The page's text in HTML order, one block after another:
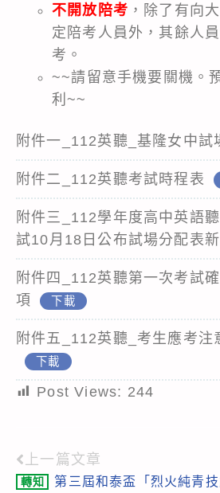
不開放陪考 ，除了有向
定陪考人員外，其餘人
考。
~~請留意手機要關機。
利~~
附件一_112英聽_基隆女中試
附件二_112英聽考試時程表
附件三_112學年度高中英語
試10月18日公布試場分配表
附件四_112英聽第一次考試
項
下載
附件五_112英聽_考生應考注
下載
Post Views: 244
Read
上一篇文章
轉知
第三屆和泰盃「烈火純青